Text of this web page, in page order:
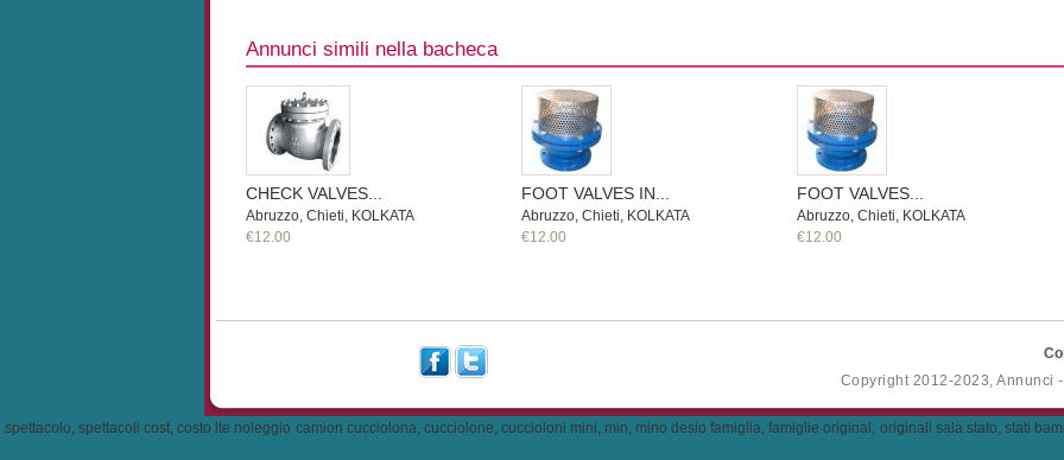
Annunci simili nella bacheca
CHECK VALVES...
Abruzzo, Chieti, KOLKATA
€12.00
FOOT VALVES IN...
Abruzzo, Chieti, KOLKATA
€12.00
FOOT VALVES...
Abruzzo, Chieti, KOLKATA
€12.00
Copyright 2012-2023, Annunci
spettacoli cost, costo lte noleggio camion cucciolona, cucciolone, cuccioloni mini, min, mino desio famiglia, famiglie original, originali sala stato, stati